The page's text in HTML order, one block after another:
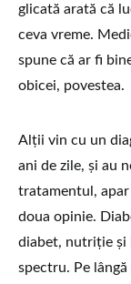
glicată arată că
ceva vreme.
spune că ar fi
obicei, povestea.
Alții vin cu un
ani de zile, și au
tratamentul,
doua opinie.
diabet, nutriție și
spectru. Pe